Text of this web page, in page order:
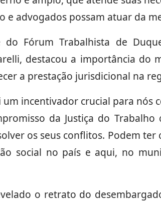
e advogados possam atuar da
Fórum Trabalhista de
destacou a importância do
a prestação jurisdicional na
um incentivador crucial para nós
da Justiça do
os seus conflitos. Podem
social no país e aqui, no
o retrato do